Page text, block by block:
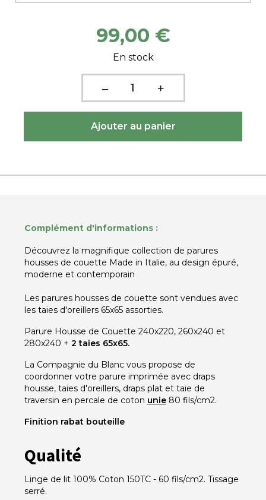
99,00 €
En stock
Complément d'informations :
Découvrez la magnifique collection de parures
housses de couette Made in Italie, au design épuré,
moderne et contemporain
Les parures housses de couette sont vendues avec
les taies d'oreillers 65x65 assorties.
Parure Housse de Couette 240x220, 260x240 et
280x240 + 2 taies 65x65.
La Compagnie du Blanc vous propose de
coordonner votre parure imprimée avec draps
housse, taies d'oreillers, draps plat et taie de
traversin en percale de coton unie 80 fils/cm2.
Finition rabat bouteille
Qualité
Linge de lit 100% Coton 150TC - 60 fils/cm2. Tissage
serré.